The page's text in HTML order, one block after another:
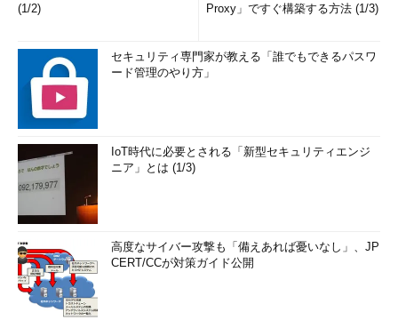
(1/2)
Proxy」ですぐ構築する方法 (1/3)
セキュリティ専門家が教える「誰でもできるパスワ
ード管理のやり方」
IoT時代に必要とされる「新型セキュリティエンジ
ニア」とは (1/3)
高度なサイバー攻撃も「備えあれば憂いなし」、JP
CERT/CCが対策ガイド公開